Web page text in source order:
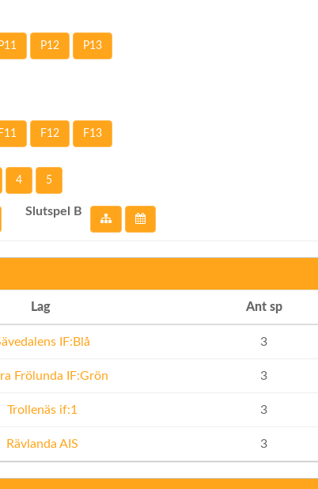
P11 P12 P13
F11 F12 F13
4 5
Slutspel B
Lag Ant sp
IF:Blå 3
Frölunda IF:Grön 3
Trollenäs if:1 3
Rävlanda AIS 3